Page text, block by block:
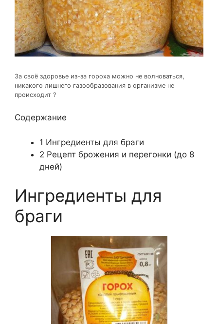
За своё здоровье из-за гороха можно не волноваться,
никакого лишнего газообразования в организме не
происходит ?
Содержание
1 Ингредиенты для браги
2 Рецепт брожения и перегонки (до 8
дней)
Ингредиенты для
браги